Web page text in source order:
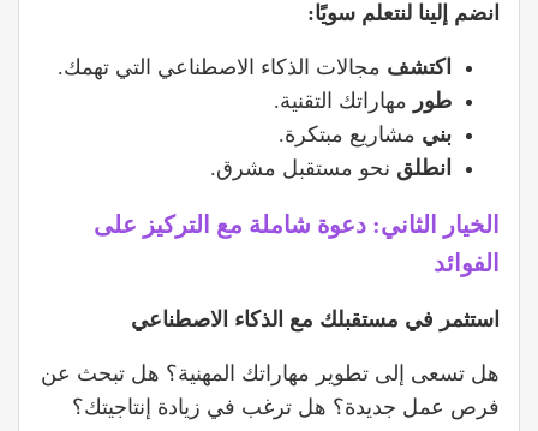
انضم إلينا لنتعلم سويًا:
اكتشف مجالات الذكاء الاصطناعي التي تهمك.
طور مهاراتك التقنية.
بني مشاريع مبتكرة.
انطلق نحو مستقبل مشرق.
الخيار الثاني: دعوة شاملة مع التركيز على
الفوائد
استثمر في مستقبلك مع الذكاء الاصطناعي
هل تسعى إلى تطوير مهاراتك المهنية؟ هل تبحث عن
فرص عمل جديدة؟ هل ترغب في زيادة إنتاجيتك؟